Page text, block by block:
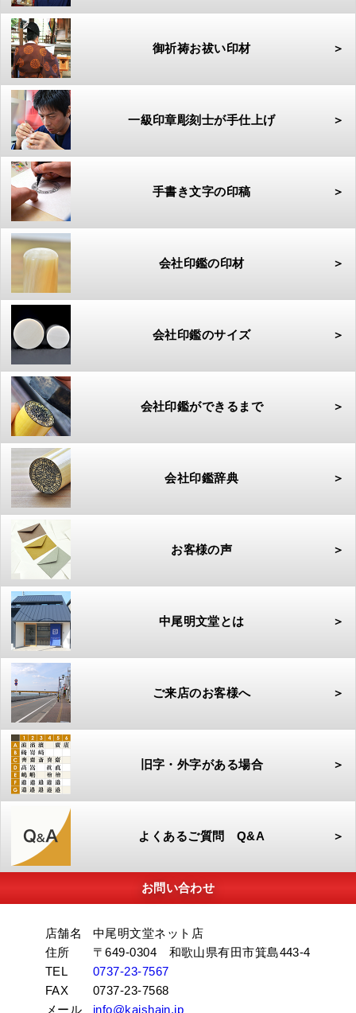
御祈祷お祓い印材 ＞
一級印章彫刻士が手仕上げ ＞
手書き文字の印稿 ＞
会社印鑑の印材 ＞
会社印鑑のサイズ ＞
会社印鑑ができるまで ＞
会社印鑑辞典 ＞
お客様の声 ＞
中尾明文堂とは ＞
ご来店のお客様へ ＞
旧字・外字がある場合 ＞
よくあるご質問 Q&A ＞
お問い合わせ
店舗名
中尾明文堂ネット店
住所
〒649-0304 和歌山県有田市箕島443-4
TEL
0737-23-7567
FAX
0737-23-7568
メール
info@kaishain.jp